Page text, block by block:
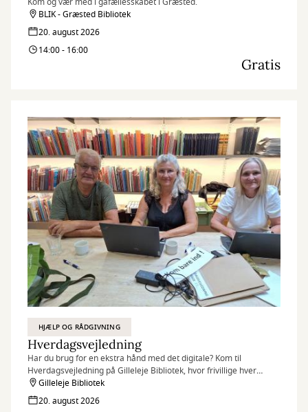
BLIK - Græsted Bibliotek
20. august 2026
14:00 - 16:00
Gratis
HJÆLP OG RÅDGIVNING
Hverdagsvejledning
Har du brug for en ekstra hånd med det digitale? Kom til
Hverdagsvejledning på Gilleleje Bibliotek, hvor frivillige hver
torsdag står klar til at hjælpe borgere.
Gilleleje Bibliotek
20. august 2026